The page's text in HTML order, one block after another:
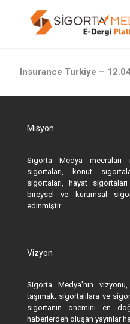
Insurance Turkiye –
Misyon
Sigorta Medya
sigortaları, konut
sigortaları, hayat
bireysel ve kurumsal
edinmiştir.
Vizyon
Sigorta Medya’nın
taşımak; sigortalılara ve
sigortanın önemini en
haberlerden oluşan yayınlar